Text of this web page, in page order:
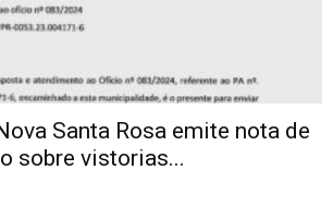
Santa Rosa emite nota de
sobre vistorias...